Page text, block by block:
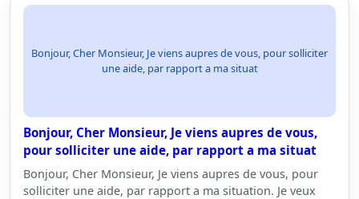
Bonjour, Cher Monsieur, Je viens aupres de vous, pour solliciter
une aide, par rapport a ma situat
Bonjour, Cher Monsieur, Je viens aupres de vous,
pour solliciter une aide, par rapport a ma situat
Bonjour, Cher Monsieur, Je viens aupres de vous, pour
solliciter une aide, par rapport a ma situation. Je veux